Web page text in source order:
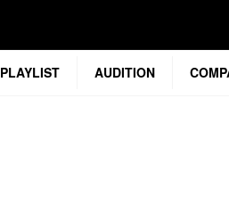
PLAYLIST AUDITION